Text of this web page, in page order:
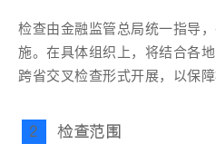
检查由金融监管总局统一指导
施。在具体组织上，将结合各
跨省交叉检查形式开展，以保
2 检查范围